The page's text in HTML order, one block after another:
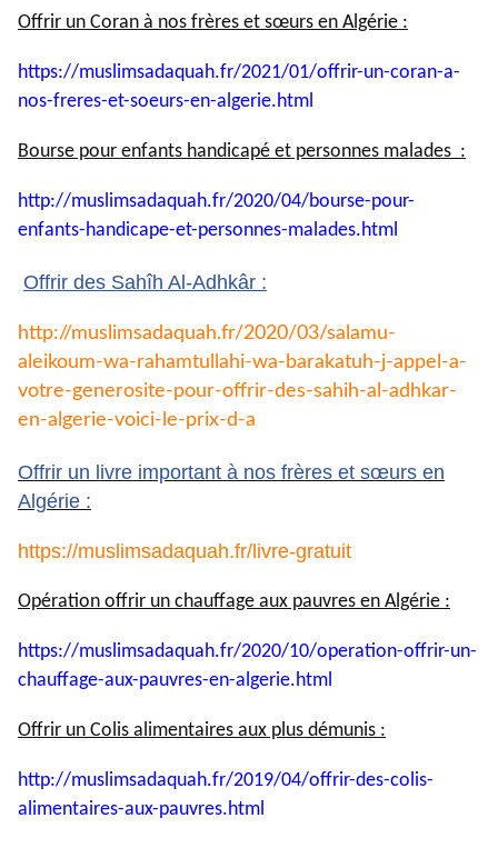
Offrir un Coran à nos frères et sœurs en Algérie :
https://muslimsadaquah.fr/2021/01/offrir-un-coran-a-
nos-freres-et-soeurs-en-algerie.html
Bourse pour enfants handicapé et personnes malades :
http://muslimsadaquah.fr/2020/04/bourse-pour-
enfants-handicape-et-personnes-malades.html
Offrir des Sahîh Al-Adhkâr :
http://muslimsadaquah.fr/2020/03/salamu-
aleikoum-wa-rahamtullahi-wa-barakatuh-j-appel-a-
votre-generosite-pour-offrir-des-sahih-al-adhkar-
en-algerie-voici-le-prix-d-a
Offrir un livre important à nos frères et sœurs en
Algérie :
https://muslimsadaquah.fr/ livre-gratuit
Opération offrir un chauffage aux pauvres en Algérie :
https://muslimsadaquah.fr/2020/10/operation-offrir-un-
chauffage-aux-pauvres-en-algerie.html
Offrir un Colis alimentaires aux plus démunis :
http://muslimsadaquah.fr/2019/04/offrir-des-colis-
alimentaires-aux-pauvres.html